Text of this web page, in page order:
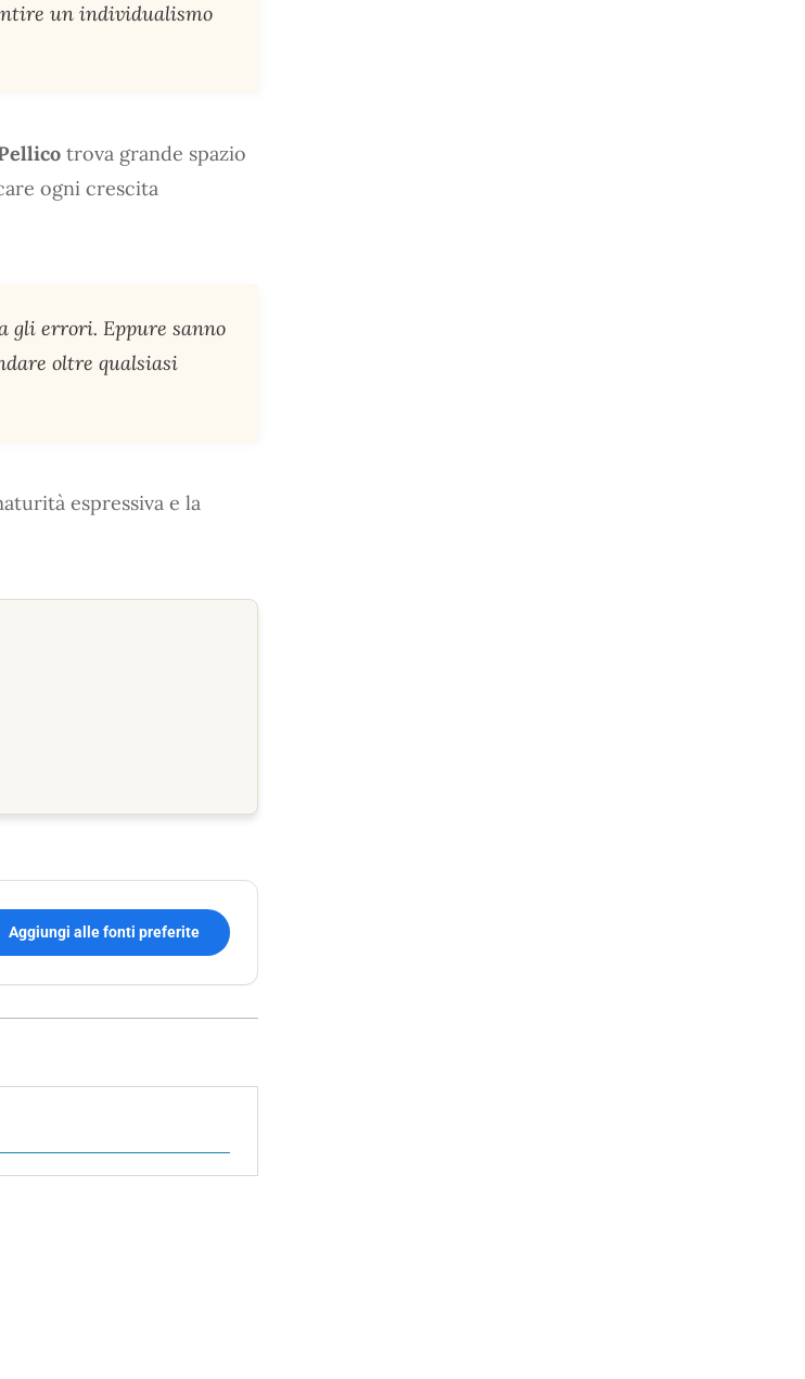
un individualismo
trova grande spazio
ogni crescita
gli errori. Eppure sanno
oltre qualsiasi
espressiva e la
Aggiungi alle fonti preferite